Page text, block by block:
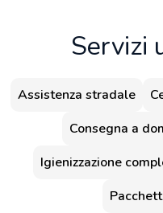
Servizi
Assistenza stradale
Consegna a
Igienizzazione